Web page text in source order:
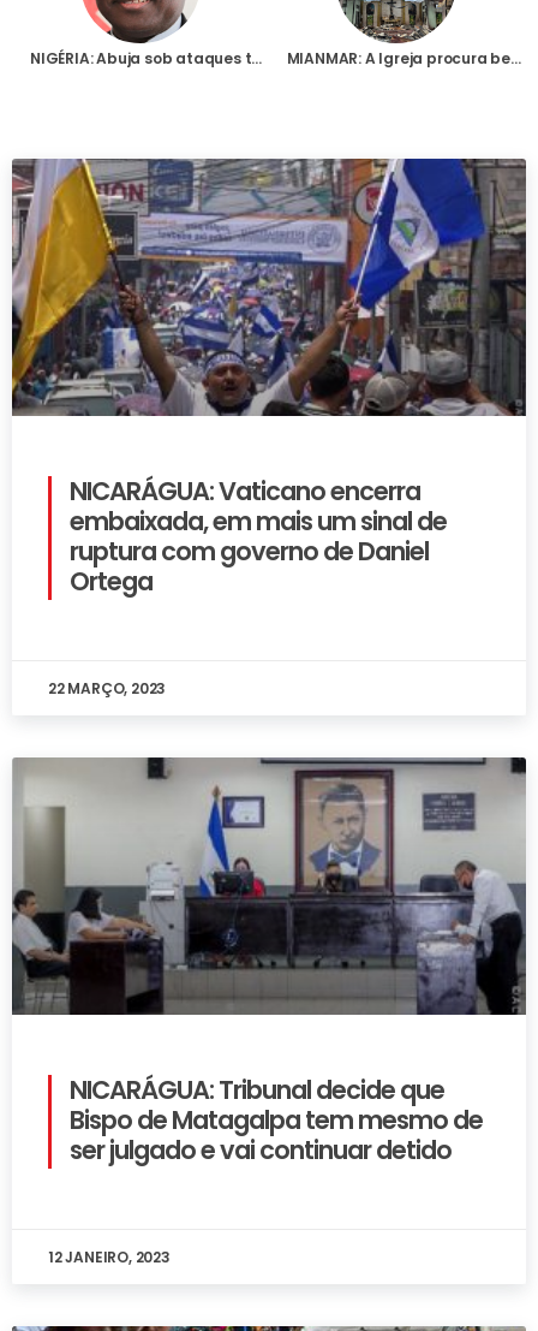
NIGÉRIA: Abuja sob ataques terroristas: Arcebispo da capital nigeriana lamenta insegurança e desigualdade MIANMAR: A Igreja procura benfeitores para aliviar a crise de deslocados no país
NICARÁGUA: Vaticano encerra
embaixada, em mais um sinal de
ruptura com governo de Daniel
Ortega
22 MARÇO, 2023
NICARÁGUA: Tribunal decide que
Bispo de Matagalpa tem mesmo de
ser julgado e vai continuar detido
12 JANEIRO, 2023